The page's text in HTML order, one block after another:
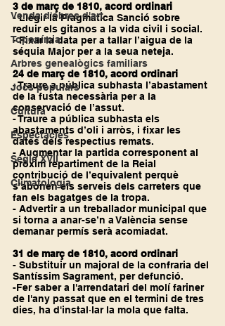
Venda d'obres d'art
Toponímia
Arbres genealògics familiars
Jocs populars
Cultura
Espectacles
Segle XVII
Climatologia
3 de març de 1810, acord ordinari
- Llegir la Pragmàtica Sanció sobre
reduir els gitanos a la vida civil i social.
- Fixar la data per a tallar l’aigua de la
séquia Major per a la seua neteja.
24 de març de 1810, acord ordinari
- Traure a pública subhasta l’abastament
de la fusta necessària per a la
conservació de l’assut.
- Traure a pública subhasta els
abastaments d’oli i arròs, i fixar les
dates dels respectius remats.
- Augmentar la partida corresponent al
pròxim repartiment de la Reial
contribució de l’equivalent perquè
s’abonen els serveis dels carreters que
fan els bagatges de la tropa.
- Advertir a un treballador municipal que
si torna a anar-se’n a València sense
demanar permís serà acomiadat.
31 de març de 1810, acord ordinari
- Substituir un majoral de la confraria del
Santíssim Sagrament, per defunció.
-Fer saber a l'arrendatari del molí fariner
de l'any passat que en el termini de tres
dies, ha d'instal·lar la mola que falta.